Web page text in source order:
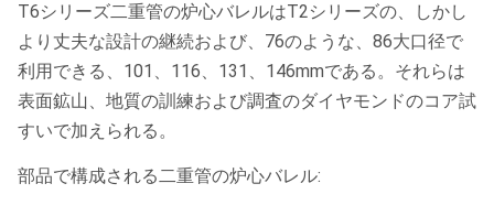
T6シリーズ二重管の炉心バレルはT2シリーズの、しかし
より丈夫な設計の継続および、76のような、86大口径で
利用できる、101、116、131、146mmである。それらは
表面鉱山、地質の訓練および調査のダイヤモンドのコア試
すいで加えられる。
部品で構成される二重管の炉心バレル: